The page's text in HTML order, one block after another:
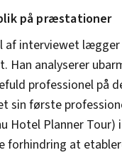
på præstationer
af interviewet
Han analyserer
professionel på
sin første
Hotel Planner Tour)
forhindring at